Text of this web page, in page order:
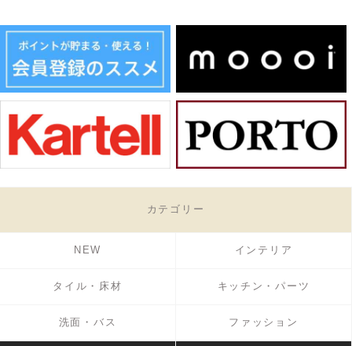
カテゴリー
NEW インテリア
タイル・床材 キッチン・パーツ
洗面・バス ファッション